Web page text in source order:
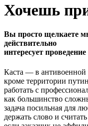
Хочешь
Вы просто щелкаете
действительно
интересует
Каста — в
кроме территории
работать с
как большинство
задача посильная для
держать слово и